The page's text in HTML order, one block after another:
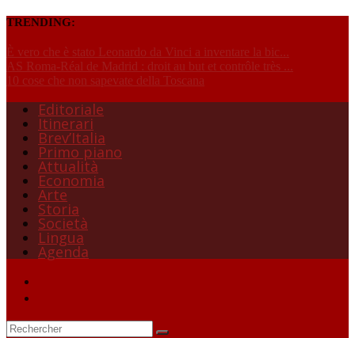
TRENDING:
È vero che è stato Leonardo da Vinci a inventare la bic...
AS Roma-Réal de Madrid : droit au but et contrôle très ...
10 cose che non sapevate della Toscana
Editoriale
Itinerari
Brev’Italia
Primo piano
Attualità
Economia
Arte
Storia
Società
Lingua
Agenda